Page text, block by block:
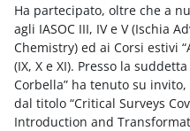
Ha partecipato, oltre che a
agli IASOC III, IV e V (Ischia
Chemistry) ed ai Corsi estivi
(IX, X e XI). Presso la
Corbella” ha tenuto su
dal titolo “Critical Surveys
Introduction and